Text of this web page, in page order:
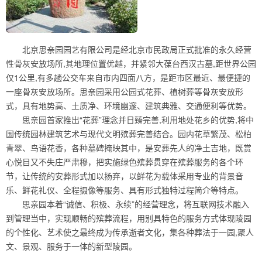
北京思亲园园艺有限公司是经北京市民政局正式批准的永久经营
性骨灰安放场所,其地理位置优越，并紧邻大葆台西汉古墓,距世界公园
仅1公里,有多趟公交车来自市内四面八方，是距市区最近、最便捷的
一座骨灰安放场所。思亲园采用公园式花葬、植树葬等骨灰安放形
式，具有地势高、土质净、环境幽邃、建筑典雅、交通便利等优势。
思亲园首家推出“花葬”理念并日臻完善,利用地处花乡的优势,将中
国传统园林建筑艺术与现代文明殡葬完善结合。园内花草繁茂、松柏
青翠、鸟语花香，各种墓碑掩映其中，是安葬先人的净土吉地，既赏
心悦目又不失庄严肃穆，把实施绿色殡葬贯穿在殡葬服务的各个环
节，让传统的安葬形式加以扬弃，以鲜花为载体采用专业的背景音
乐、鲜花礼仪、全程摄像等服务、具有形式独特过程简介等特点。
思亲园本着“诚信、积极、永续”的经营理念，将互联网技术融入
到管理当中，实现顺畅的殡葬流程，用别具特色的服务方式体现陵园
的个性化、艺术使之最终成为传承逝者文化，集各种葬法于一园,聚人
文、景观、服务于一体的新型陵园。